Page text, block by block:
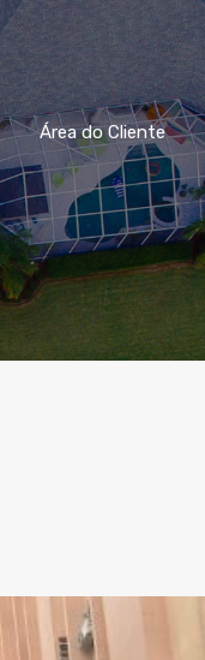
Área do Cliente